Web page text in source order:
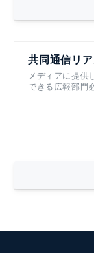
共同通信リ
メディアに提供
できる広報部門